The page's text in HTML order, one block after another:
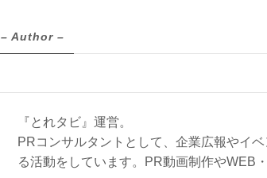
– Author –
『とれタビ』運営。
PRコンサルタントとして、企業広報やイ
る活動をしています。PR動画制作やWEB